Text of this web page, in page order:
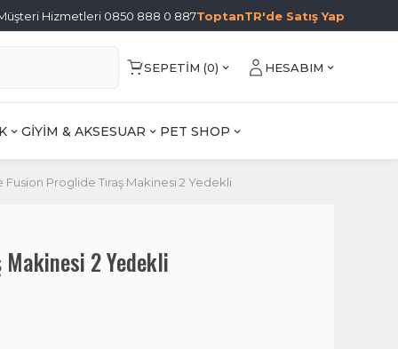
Hizmetleri 0850 888 0 887ToptanTR'de Satış Yap
SEPETIM (0) HESABIM
GİYİM & AKSESUAR PET SHOP
Fusion Proglide Tıraş Makinesi 2 Yedekli
2 Yedekli